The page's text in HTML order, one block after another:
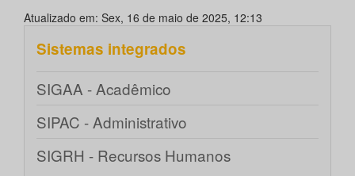
Atualizado em: Sex, 16 de maio de 2025, 12:13
Sistemas integrados
SIGAA - Acadêmico
SIPAC - Administrativo
SIGRH - Recursos Humanos